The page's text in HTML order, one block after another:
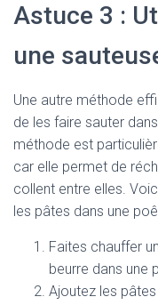
Astuce 3 :
une
Une autre méthode
de les faire sauter
méthode est
car elle permet de
collent entre elles.
les pâtes dans une
Faites chauffer
beurre dans une
Ajoutez les